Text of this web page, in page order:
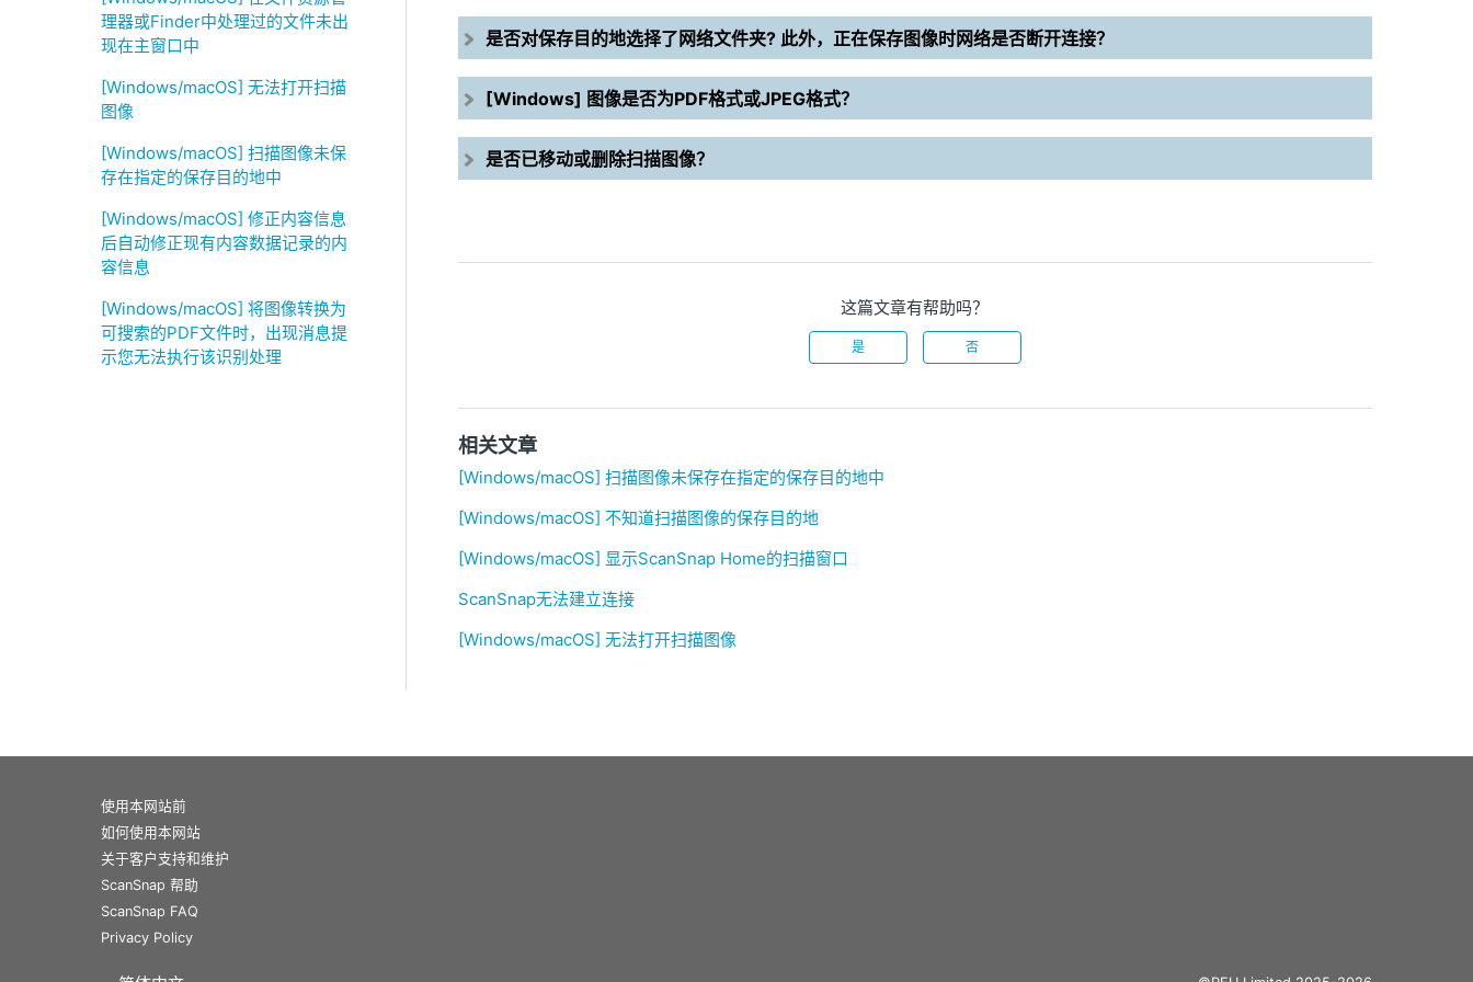
理器或Finder中处理过的文件未出
现在主窗口中
[Windows/macOS] 无法打开扫描
图像
[Windows/macOS] 扫描图像未保
存在指定的保存目的地中
[Windows/macOS] 修正内容信息
后自动修正现有内容数据记录的内
容信息
[Windows/macOS] 将图像转换为
可搜索的PDF文件时，出现消息提
示您无法执行该识别处理
是否对保存目的地选择了网络文件夹? 此外，正在保存图像时网络是否断开连接？
[Windows] 图像是否为PDF格式或JPEG格式？
是否已移动或删除扫描图像？
这篇文章有帮助吗？
是 否
相关文章
[Windows/macOS] 扫描图像未保存在指定的保存目的地中
[Windows/macOS] 不知道扫描图像的保存目的地
[Windows/macOS] 显示ScanSnap Home的扫描窗口
ScanSnap无法建立连接
[Windows/macOS] 无法打开扫描图像
使用本网站前
如何使用本网站
关于客户支持和维护
ScanSnap 帮助
ScanSnap FAQ
Privacy Policy